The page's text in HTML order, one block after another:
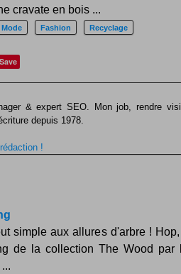
cravate en bois ...
Mode Fashion Recyclage
Save
& expert SEO. Mon job, rendre
depuis 1978.
!
simple aux allures d'arbre !
de la collection The Wood par